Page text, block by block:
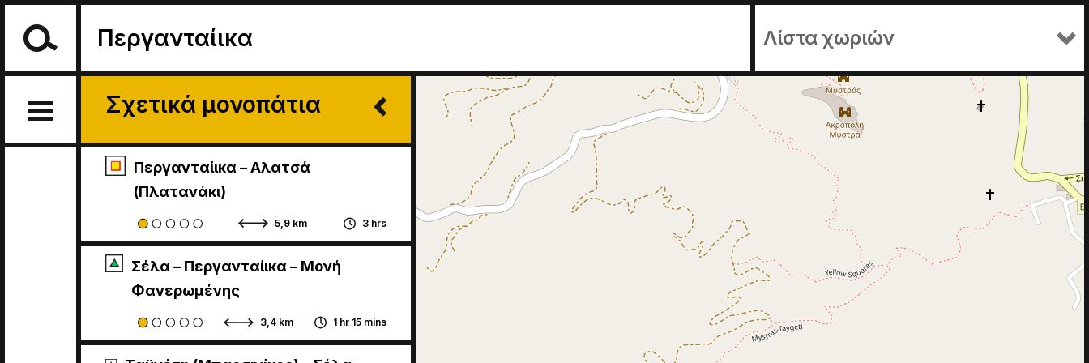
Περγανταίικα Λίστα χωριών
Σχετικά μονοπάτια
Περγανταίικα – Αλατσά
(Πλατανάκι)
5,9 km 3 hrs
Σέλα – Περγανταίικα – Μονή
Φανερωμένης
3,4 km 1 hr 15 mins
Σέλα - Περγανταίικα - Μονή Φανερωμένης
Περγανταίικα - Αλατσά (Πλατανάκι)
Ταϋγέτη (Μπαρσινίκος) - Σέλα - Περγανταίικα - Μονή Φανερωμένης